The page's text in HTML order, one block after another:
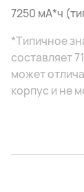
7250 мА*ч
*Типичное
составляет
может
корпус и не